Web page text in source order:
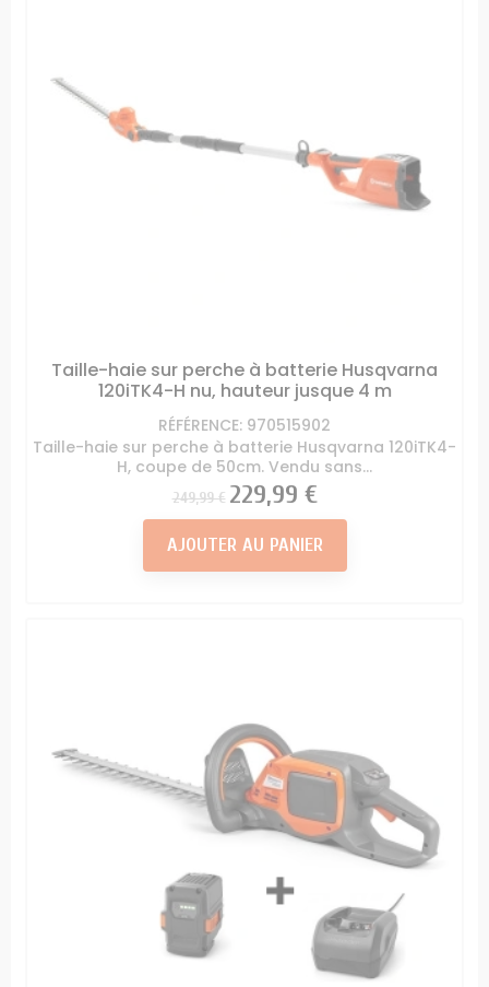
Taille-haie sur perche à batterie Husqvarna
120iTK4-H nu, hauteur jusque 4 m
RÉFÉRENCE: 970515902
Taille-haie sur perche à batterie Husqvarna 120iTK4-
H, coupe de 50cm. Vendu sans...
Prix
249,99 € Prix
229,99 €
AJOUTER AU PANIER